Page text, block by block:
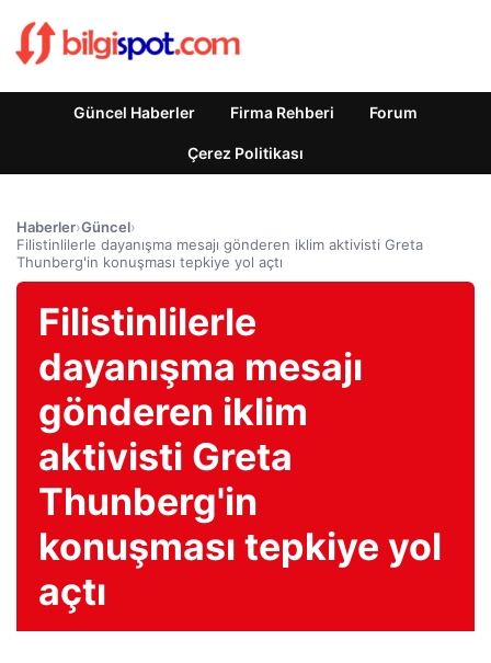
Güncel Haberler Firma Rehberi Forum
Çerez Politikası
Haberler›Güncel›
Filistinlilerle dayanışma mesajı gönderen iklim aktivisti Greta
Thunberg'in konuşması tepkiye yol açtı
Filistinlilerle
dayanışma mesajı
gönderen iklim
aktivisti Greta
Thunberg'in
konuşması tepkiye yol
açtı